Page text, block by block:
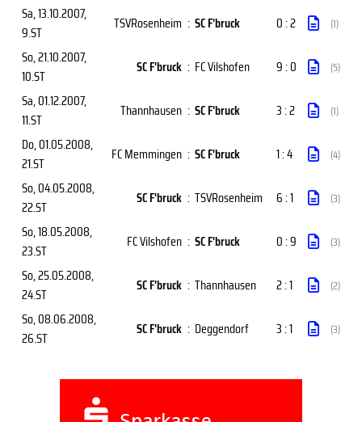
Sa, 13.10.2007,
9.ST
TSVRosenheim : SC F'bruck 0 : 2 (1)
So, 21.10.2007,
10.ST
SC F'bruck : FC Vilshofen 9 : 0 (5)
Sa, 01.12.2007,
11.ST
Thannhausen : SC F'bruck 3 : 2 (1)
Do, 01.05.2008,
21.ST
FC Memmingen : SC F'bruck 1 : 4 (4)
So, 04.05.2008,
22.ST
SC F'bruck : TSVRosenheim 6 : 1 (3)
So, 18.05.2008,
23.ST
FC Vilshofen : SC F'bruck 0 : 9 (3)
So, 25.05.2008,
24.ST
SC F'bruck : Thannhausen 2 : 1 (2)
So, 08.06.2008,
26.ST
SC F'bruck : Deggendorf 3 : 1 (3)